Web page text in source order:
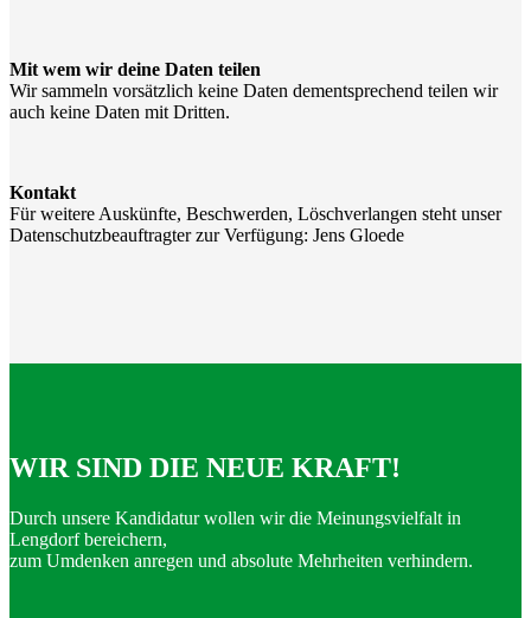
Mit wem wir deine Daten teilen
Wir sammeln vorsätzlich keine Daten dementsprechend teilen wir
auch keine Daten mit Dritten.
Kontakt
Für weitere Auskünfte, Beschwerden, Löschverlangen steht unser
Datenschutzbeauftragter zur Verfügung: Jens Gloede
WIR SIND DIE NEUE KRAFT!
Durch unsere Kandidatur wollen wir die Meinungsvielfalt in
Lengdorf bereichern,
zum Umdenken anregen und absolute Mehrheiten verhindern.